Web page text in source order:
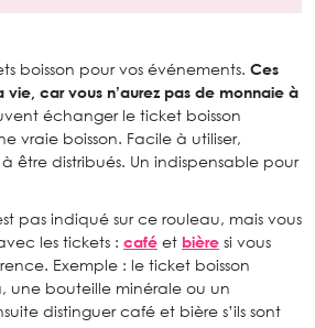
boisson pour vos événements. Ces
vie, car vous n’aurez pas de monnaie à
échanger le ticket boisson
vraie boisson. Facile à utiliser,
être distribués. Un indispensable pour
pas indiqué sur ce rouleau, mais vous
les tickets : café et bière si vous
Exemple : le ticket boisson
une bouteille minérale ou un
distinguer café et bière s’ils sont